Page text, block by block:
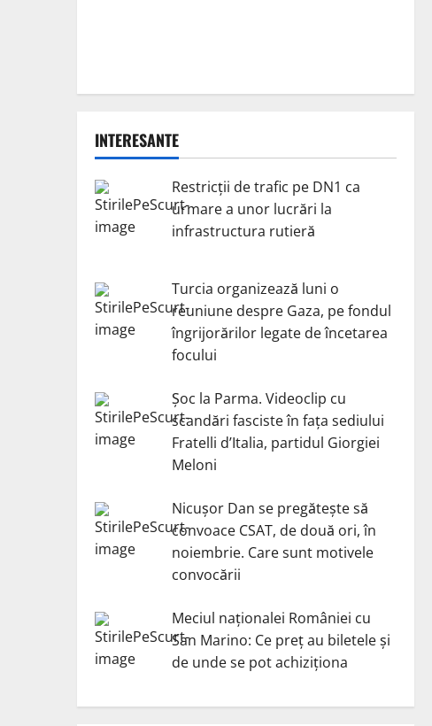
INTERESANTE
Restricții de trafic pe DN1 ca
urmare a unor lucrări la
infrastructura rutieră
Turcia organizează luni o
reuniune despre Gaza, pe fondul
îngrijorărilor legate de încetarea
focului
Șoc la Parma. Videoclip cu
scandări fasciste în fața sediului
Fratelli d’Italia, partidul Giorgiei
Meloni
Nicuşor Dan se pregăteşte să
convoace CSAT, de două ori, în
noiembrie. Care sunt motivele
convocării
Meciul naționalei României cu
San Marino: Ce preț au biletele și
de unde se pot achiziționa